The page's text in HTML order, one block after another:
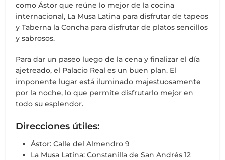
como Ástor que reúne lo mejor de la cocina
internacional, La Musa Latina para disfrutar de tapeos
y Taberna la Concha para disfrutar de platos sencillos
y sabrosos.
Para dar un paseo luego de la cena y finalizar el día
ajetreado, el Palacio Real es un buen plan. El
imponente lugar está iluminado majestuosamente
por la noche, lo que permite disfrutarlo mejor en
todo su esplendor.
Direcciones útiles:
Ástor: Calle del Almendro 9
La Musa Latina: Constanilla de San Andrés 12